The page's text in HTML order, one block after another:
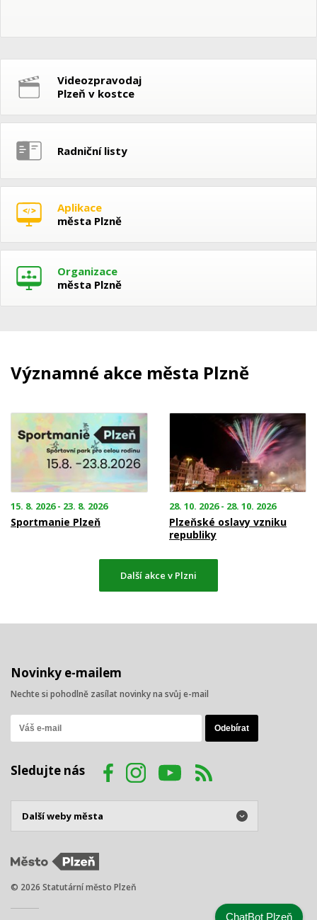
Videozpravodaj
Plzeň v kostce
Radniční listy
Aplikace
města Plzně
Organizace
města Plzně
Významné akce města Plzně
15. 8. 2026 - 23. 8. 2026
Sportmanie Plzeň
28. 10. 2026 - 28. 10. 2026
Plzeňské oslavy vzniku
republiky
Další akce v Plzni
Novinky e-mailem
Nechte si pohodlně zasílat novinky na svůj e-mail
Sledujte nás
© 2026 Statutární město Plzeň
ChatBot Plzeň